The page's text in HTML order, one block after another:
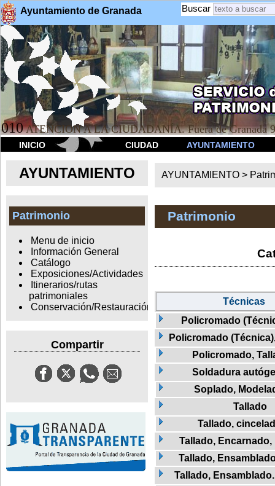
Ayuntamiento de Granada Buscar
010 ATENCION A LA CIUDADANÍA. Fuera de Granada
INICIO CIUDAD AYUNTAMIENTO
AYUNTAMIENTO
Patrimonio
Menu de inicio
Información General
Catálogo
Exposiciones/Actividades
Itinerarios/rutas
patrimoniales
Conservación/Restauración
Compartir
AYUNTAMIENTO >
Patrimonio
Técnicas
Policromado
Policromado
Policromado,
Soldadura
Soplado,
Tallado
Tallado,
Tallado,
Tallado,
Tallado,